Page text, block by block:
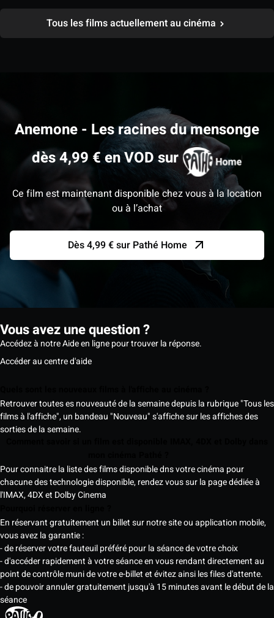
Tous les films actuellement au cinéma
Anemone - Les racines du mensonge
dès 4,99 € en VOD sur
Ce film est maintenant disponible chez vous à la location
ou à l’achat
Dès 4,99 € sur Pathé Home
Vous avez une question ?
Accédez à notre Aide en ligne pour trouver la réponse.
Accéder au centre d'aide
Retrouver toutes es nouveauté de la semaine depuis la rubrique "Tous les
films à l'affiche", un bandeau "Nouveau" s'affiche sur les affiches des
sorties de la semaine.
Pour connaitre la liste des films disponible dns votre cinéma pour
chacune des technologie disponible, rendez vous sur la page dédiée à
l'IMAX, 4DX et Dolby Cinema
En réservant gratuitement un billet sur notre site ou application mobile,
vous avez la garantie :
- de réserver votre fauteuil préféré pour la séance de votre choix
- d'accéder rapidement à votre séance en vous rendant directement au
point de contrôle muni de votre e-billet et évitez ainsi les files d'attente.
- de pouvoir annuler gratuitement jusqu'à 15 minutes avant le début de la
séance